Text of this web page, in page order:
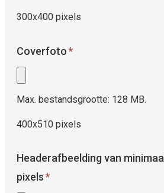
300x400 pixels
Coverfoto*
Max. bestandsgrootte: 128 MB.
400x510 pixels
Headerafbeelding van
pixels*